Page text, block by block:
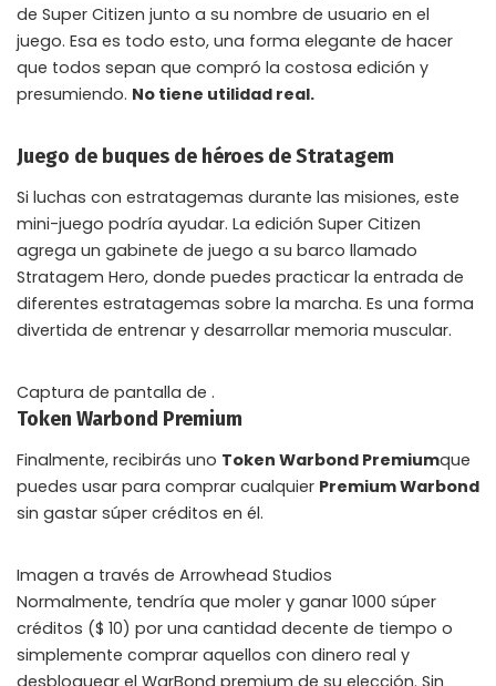
de Super Citizen junto a su nombre de usuario en el
juego. Esa es todo esto, una forma elegante de hacer
que todos sepan que compró la costosa edición y
presumiendo. No tiene utilidad real.
Juego de buques de héroes de Stratagem
Si luchas con estratagemas durante las misiones, este
mini-juego podría ayudar. La edición Super Citizen
agrega un gabinete de juego a su barco llamado
Stratagem Hero, donde puedes practicar la entrada de
diferentes estratagemas sobre la marcha. Es una forma
divertida de entrenar y desarrollar memoria muscular.
Captura de pantalla de .
Token Warbond Premium
Finalmente, recibirás uno Token Warbond Premiumque
puedes usar para comprar cualquier Premium Warbond
sin gastar súper créditos en él.
Imagen a través de Arrowhead Studios
Normalmente, tendría que moler y ganar 1000 súper
créditos ($ 10) por una cantidad decente de tiempo o
simplemente comprar aquellos con dinero real y
desbloquear el WarBond premium de su elección. Sin